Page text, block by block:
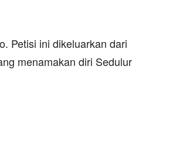
Petisi ini dikeluarkan dari
menamakan diri Sedulur